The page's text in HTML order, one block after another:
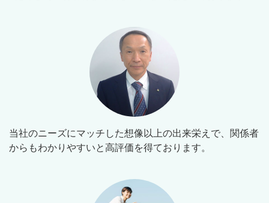
当社のニーズにマッチした想像以上の出来栄えで、関係者
からもわかりやすいと高評価を得ております。